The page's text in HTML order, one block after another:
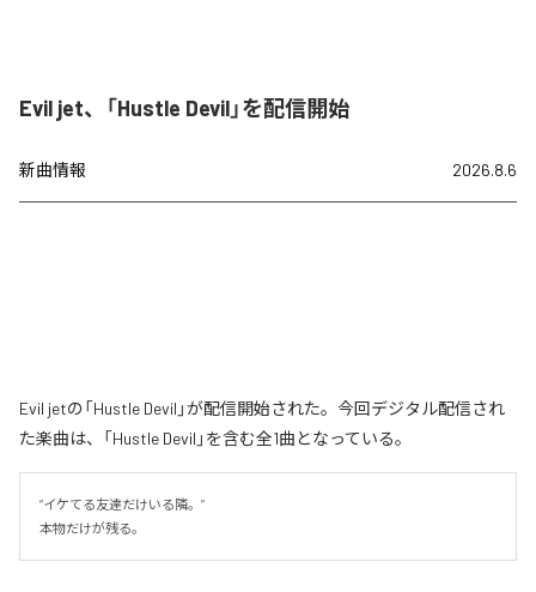
Evil jet、「Hustle Devil」を配信開始
新曲情報 2026.8.6
Evil jetの「Hustle Devil」が配信開始された。今回デジタル配信され
た楽曲は、「Hustle Devil」を含む全1曲となっている。
“イケてる友達だけいる隣。”
本物だけが残る。